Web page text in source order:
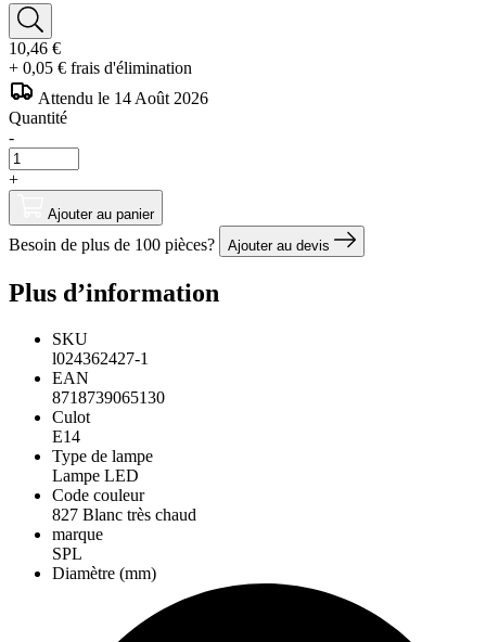
10,46 €
+ 0,05 € frais d'élimination
Attendu le 14 Août 2026
Quantité
-
+
Ajouter au panier
Besoin de plus de 100 pièces? Ajouter au devis
Plus d’information
SKU
l024362427-1
EAN
8718739065130
Culot
E14
Type de lampe
Lampe LED
Code couleur
827 Blanc très chaud
marque
SPL
Diamètre (mm)